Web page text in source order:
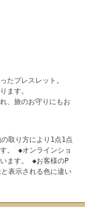
たブレスレット。
ます。
、旅のお守りにもお
取り方により1点1点
。 ◆オンラインショ
ます。 ◆お客様のP
表示される色に違い